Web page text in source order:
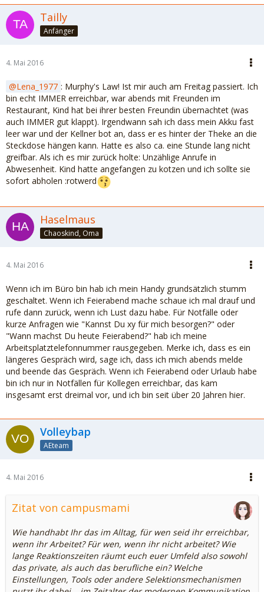
Tailly
Anfänger
4. Mai 2016
Lena_1977 : Murphy's Law! Ist mir auch am Freitag passiert. Ich
bin echt IMMER erreichbar, war abends mit Freunden im
Restaurant, Kind hat bei ihrer besten Freundin übernachtet (was
auch IMMER gut klappt). Irgendwann sah ich dass mein Akku fast
leer war und der Kellner bot an, dass er es hinter der Theke an die
Steckdose hängen kann. Hatte es also ca. eine Stunde lang nicht
greifbar. Als ich es mir zurück holte: Unzählige Anrufe in
Abwesenheit. Kind hatte angefangen zu kotzen und ich sollte sie
sofort abholen :rotwerd
Haselmaus
Chaoskind, Oma
4. Mai 2016
Wenn ich im Büro bin hab ich mein Handy grundsätzlich stumm
geschaltet. Wenn ich Feierabend mache schaue ich mal drauf und
rufe dann zurück, wenn ich Lust dazu habe. Für Notfälle oder
kurze Anfragen wie "Kannst Du xy für mich besorgen?" oder
"Wann machst Du heute Feierabend?" hab ich meine
Arbeitsplatztelefonnummer rausgegeben. Merke ich, dass es ein
längeres Gespräch wird, sage ich, dass ich mich abends melde
und beende das Gespräch. Wenn ich Feierabend oder Urlaub habe
bin ich nur in Notfällen für Kollegen erreichbar, das kam
insgesamt erst dreimal vor, und ich bin seit über 20 Jahren hier.
Volleybap
AEteam
4. Mai 2016
Zitat von campusmami
Wie handhabt Ihr das im Alltag, für wen seid ihr erreichbar,
wenn ihr Arbeitet? Für wen, wenn ihr nicht arbeitet? Wie
lange Reaktionszeiten räumt euch euer Umfeld also sowohl
das private, als auch das berufliche ein? Welche
Einstellungen, Tools oder andere Selektionsmechanismen